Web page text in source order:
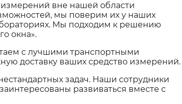
измерений вне нашей области
мы поверим их у наших
Мы подходим к решению
окна».
с лучшими транспортными
доставку ваших средство измерений.
задач. Наши сотрудники
развиваться вместе с